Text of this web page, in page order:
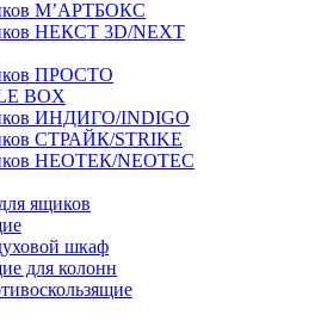
М’АРТБОКС
НЕКСТ 3D/NEXT
ПРОСТО
BOX
ИНДИГО/INDIGO
СТРАЙК/STRIKE
НЕОТЕК/NEOTEC
ящиков
шкаф
для колонн